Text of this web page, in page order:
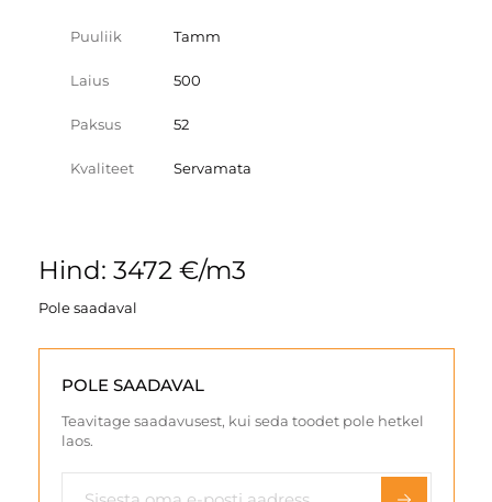
Puuliik Tamm
Laius 500
Paksus 52
Kvaliteet Servamata
Hind: 3472 €/m3
Pole saadaval
POLE SAADAVAL
Teavitage saadavusest, kui seda toodet pole hetkel
laos.